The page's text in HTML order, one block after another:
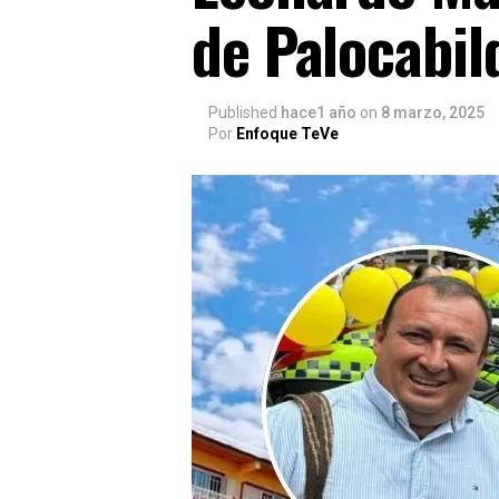
de
Published hace1 año on 8 marzo, 2025
Por Enfoque TeVe